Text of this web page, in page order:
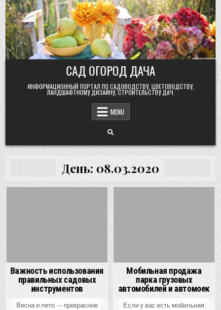
Skip
to
content
САД ОГОРОД ДАЧА
ИНФОРМАЦИОННЫЙ ПОРТАЛ ПО САДОВОДСТВУ, ЦВЕТОВОДСТВУ,
ЛАНДШАФТНОМУ ДИЗАЙНУ, СТРОИТЕЛЬСТВУ ДАЧ.
MENU
День: 08.03.2020
Важность использования
правильных садовых
инструментов
Весна и лето — прекрасное
Мобильная продажа
парка грузовых
автомобилей и автомоек
Если у вас есть мобильная